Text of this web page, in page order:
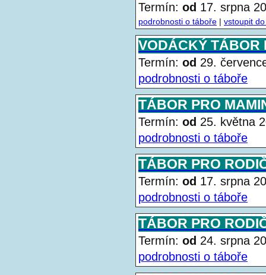
Termín: od 17. srpna
podrobnosti o táboře | vstoupit
VODÁCKÝ TÁBOR
Termín: od 29.
podrobnosti o táboře
TÁBOR PRO
Termín: od 25. května
podrobnosti o táboře
TÁBOR PRO
Termín: od 17. srpna
podrobnosti o táboře
TÁBOR PRO
Termín: od 24. srpna
podrobnosti o táboře